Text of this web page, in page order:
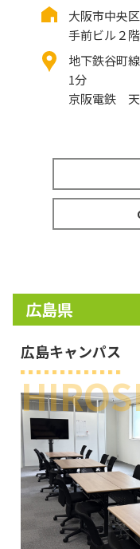
大阪市中央
手前ビル２階
地下鉄谷町
1分
京阪電鉄 天
広島県
広島キャンパス